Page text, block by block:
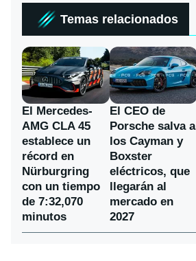
Temas relacionados
El Mercedes-
AMG CLA 45
establece un
récord en
Nürburgring
con un tiempo
de 7:32,070
minutos
El CEO de
Porsche salva a
los Cayman y
Boxster
eléctricos, que
llegarán al
mercado en
2027